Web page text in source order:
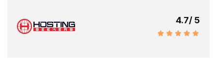
4.7/ 5